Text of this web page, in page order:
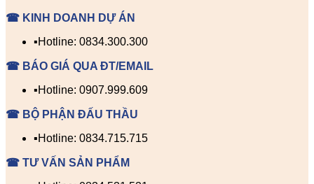
☎ KINH DOANH DỰ ÁN
▪️Hotline: 0834.300.300
☎ BÁO GIÁ QUA ĐT/EMAIL
▪️Hotline: 0907.999.609
☎ BỘ PHẬN ĐẤU THẦU
▪️Hotline: 0834.715.715
☎ TƯ VẤN SẢN PHẨM